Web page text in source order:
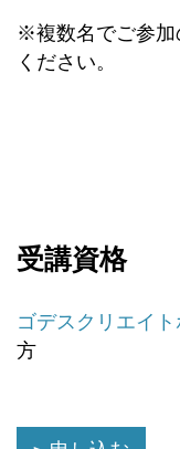
※複数名でご参加
ください。
受講資格
ゴデスクリエイ
方